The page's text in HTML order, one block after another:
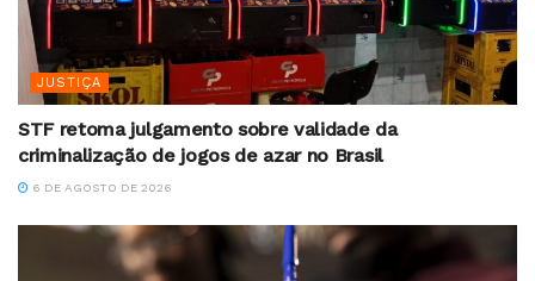
JUSTIÇA
STF retoma julgamento sobre validade da
criminalização de jogos de azar no Brasil
6 DE AGOSTO DE 2026